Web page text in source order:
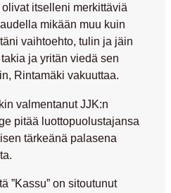
itselleni merkittäviä
mikään muu kuin
vaihtoehto, tulin ja jäin
ja yritän viedä sen
Rintamäki vakuuttaa.
valmentanut JJK:n
pitää luottopuolustajansa
tärkeänä palasena
”Kassu” on sitoutunut